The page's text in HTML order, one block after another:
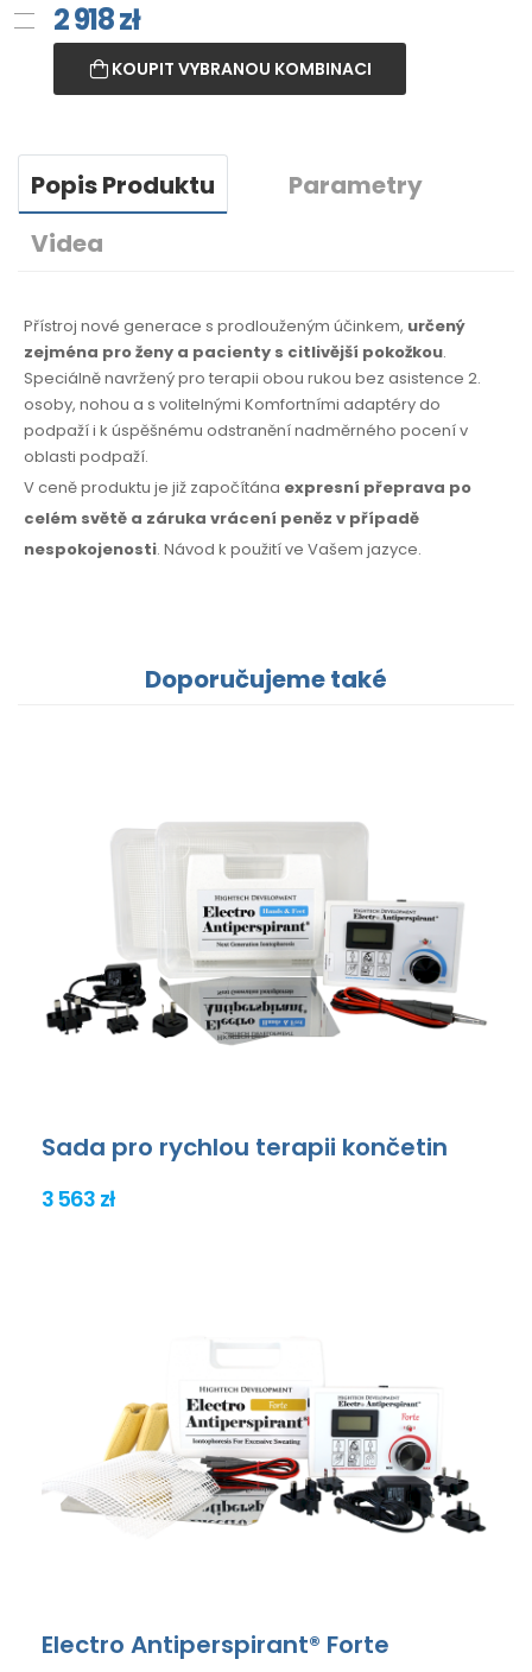
2 918zł
KOUPIT VYBRANOU KOMBINACI
Popis Produktu
Parametry
Videa
Přístroj nové generace s prodlouženým účinkem, určený
zejména pro ženy a pacienty s citlivější pokožkou.
Speciálně navržený pro terapii obou rukou bez asistence 2.
osoby, nohou a s volitelnými Komfortními adaptéry do
podpaží i k úspěšnému odstranění nadměrného pocení v
oblasti podpaží.
V ceně produktu je již započítána expresní přeprava po
celém světě a záruka vrácení peněz v případě
nespokojenosti. Návod k použitíve Vašem jazyce.
Doporučujeme také
Sada pro rychlou terapii končetin
3 563 zł
Electro Antiperspirant® Forte